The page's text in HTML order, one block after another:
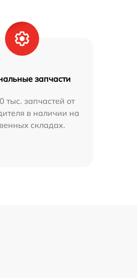
запчасти
тыс. запчастей от
в наличии на
складах.